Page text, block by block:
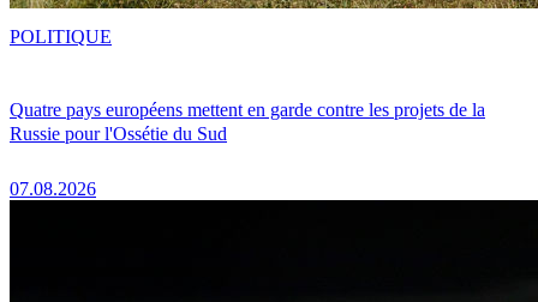
Quatre pays européens mettent en garde contre les projets de la
Russie pour l'Ossétie du Sud
07.08.2026
POLITIQUE